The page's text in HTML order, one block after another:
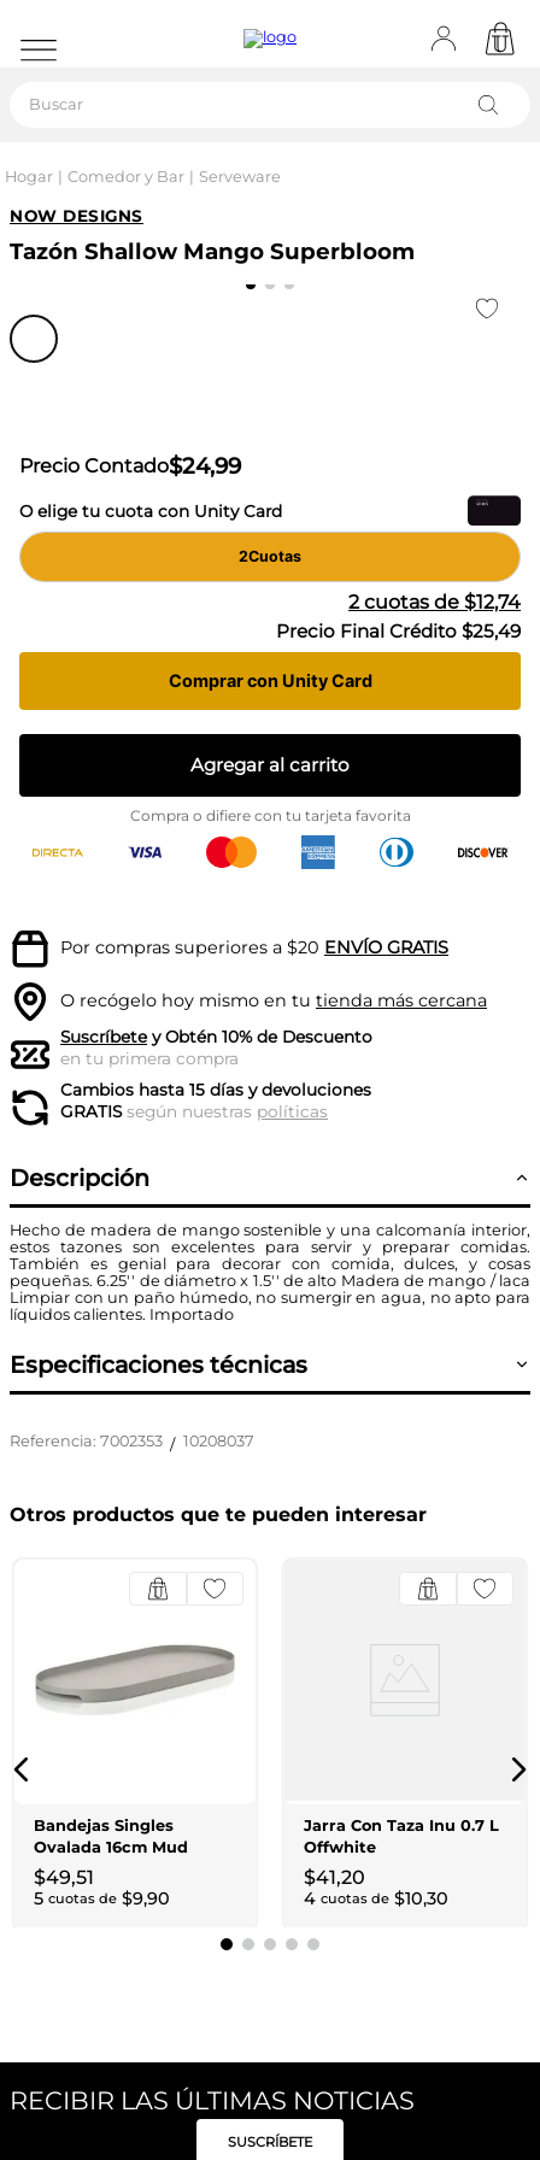
Hogar Comedor y Bar Serveware
NOW DESIGNS
Tazón Shallow Mango Superbloom
Precio Contado$24,99
O elige tu cuota con Unity Card
2Cuotas
2cuotas de $12,74
Precio Final Crédito $25,49
Comprar con Unity Card
Agregar al carrito
Compra o difiere con tu tarjeta favorita
Por compras superiores a $20 ENVÍO GRATIS
O recógelo hoy mismo en tu tienda más cercana
Suscríbetey Obtén 10% de Descuento
en tu primera compra
Cambios hasta 15 días y devoluciones
GRATISsegún nuestras políticas
Descripción
Hecho de madera de mango sostenible y una calcomanía interior,
estos tazones son excelentes para servir y preparar comidas.
También es genial para decorar con comida, dulces, y cosas
pequeñas. 6.25'' de diámetro x 1.5'' de alto Madera de mango / laca
Limpiar con un paño húmedo, no sumergir en agua, no apto para
líquidos calientes. Importado
Especificaciones técnicas
Referencia: 7002353 / 10208037
Otros productos que te pueden interesar
Bandejas Singles
Ovalada 16cm Mud
$49,51
5 cuotas de $9,90
Jarra Con Taza Inu 0.7 L
Offwhite
$41,20
4 cuotas de $10,30
RECIBIR LAS ÚLTIMAS NOTICIAS
SUSCRÍBETE